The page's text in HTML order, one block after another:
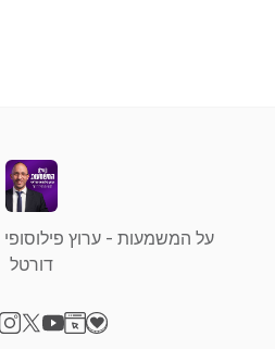
על המשמעות - ערוץ פילוסופי
דורטל